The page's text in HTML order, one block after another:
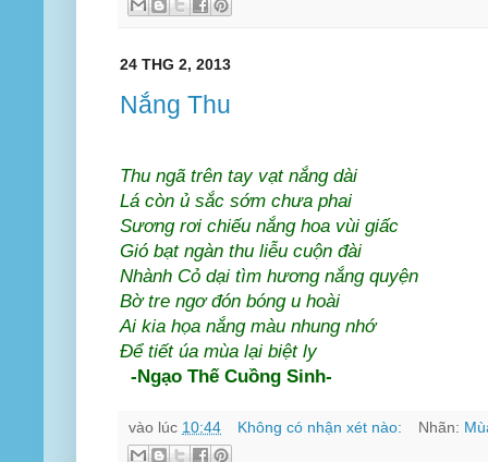
24 THG 2, 2013
Nắng Thu
Thu ngã trên tay vạt nắng dài
Lá còn ủ sắc sớm chưa phai
Sương rơi chiếu nắng hoa vùi giấc
Gió bạt ngàn thu liễu cuộn đài
Nhành Cỏ dại tìm hương nắng quyện
Bờ tre ngơ đón bóng u hoài
Ai kia họa nắng màu nhung nhớ
Để tiết úa mùa lại biệt ly
-Ngạo Thế Cuồng Sinh-
vào lúc 10:44 Không có nhận xét nào: Nhãn: